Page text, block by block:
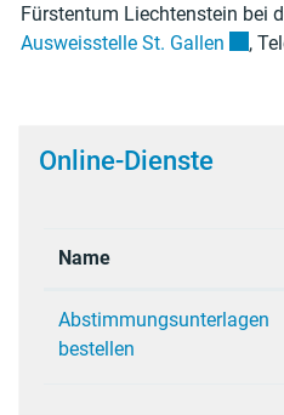
Fürstentum Liechtenstein bei
Ausweisstelle St. Gallen
,
Online-Dienste
Name
Abstimmungsunterlagen
bestellen